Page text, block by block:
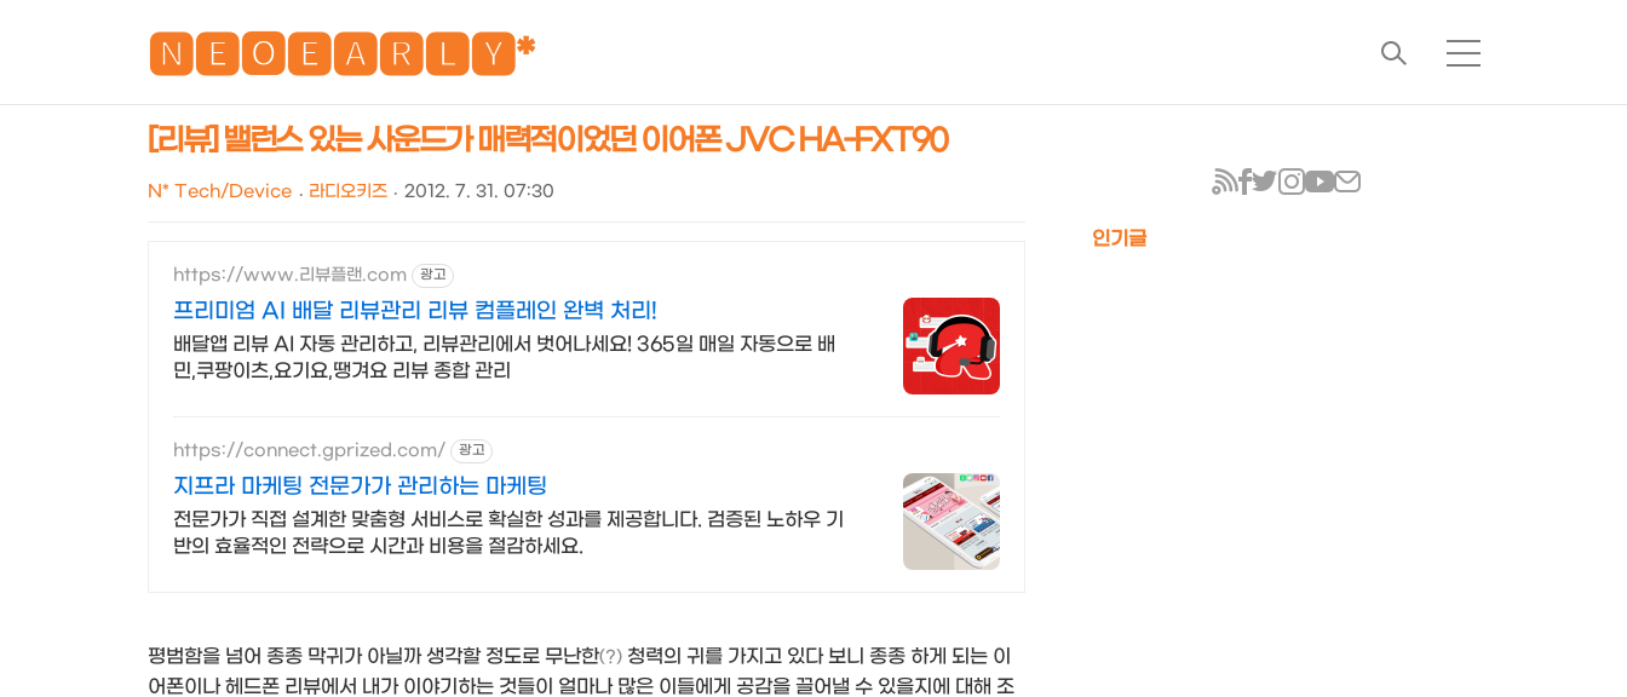
🅽🅴🅾🅴🅰🆁🅻🆈*NEOEARLY*
검
메
[리뷰] 밸런스 있는 사운드가 매력적이었던 이어폰 JVC HA-FXT90
N* Tech/Device 라디오키즈 2012. 7. 31. 07:30
https://www.리뷰플랜.com 광고
프리미엄 AI 배달 리뷰관리 리뷰 컴플레인 완벽 처리!
배달앱 리뷰 AI 자동 관리하고, 리뷰관리에서 벗어나세요! 365일 매일 자동으로 배
민,쿠팡이츠,요기요,땡겨요 리뷰 종합 관리
https://connect.gprized.com/ 광고
지프라 마케팅 전문가가 관리하는 마케팅
전문가가 직접 설계한 맞춤형 서비스로 확실한 성과를 제공합니다. 검증된 노하우 기
반의 효율적인 전략으로 시간과 비용을 절감하세요.
평범함을 넘어 종종 막귀가 아닐까 생각할 정도로 무난한(?) 청력의 귀를 가지고 있다 보니 종종 하게 되는 이
어폰이나 헤드폰 리뷰에서 내가 이야기하는 것들이 얼마나 많은 이들에게 공감을 끌어낼 수 있을지에 대해 조
인기글